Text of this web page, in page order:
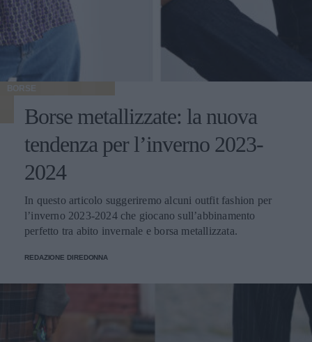
BORSE
Borse metallizzate: la nuova
tendenza per l’inverno 2023-
2024
In questo articolo suggeriremo alcuni outfit fashion per
l’inverno 2023-2024 che giocano sull’abbinamento
perfetto tra abito invernale e borsa metallizzata.
REDAZIONE DIREDONNA